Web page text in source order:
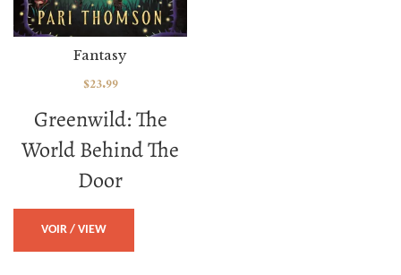
Greenwild: The
World Behind The
Door
Fantasy
$23.99
VOIR / VIEW